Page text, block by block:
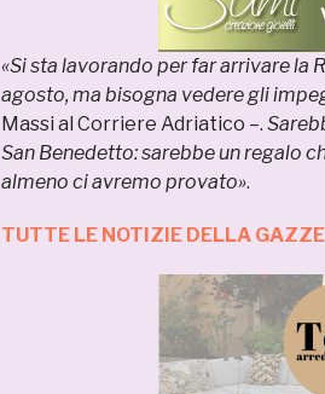
«Si sta lavorando per far arrivare la
agosto, ma bisogna vedere gli
Massi al Corriere Adriatico –.
San Benedetto: sarebbe un regalo
almeno ci avremo provato».
TUTTE LE NOTIZIE DELLA